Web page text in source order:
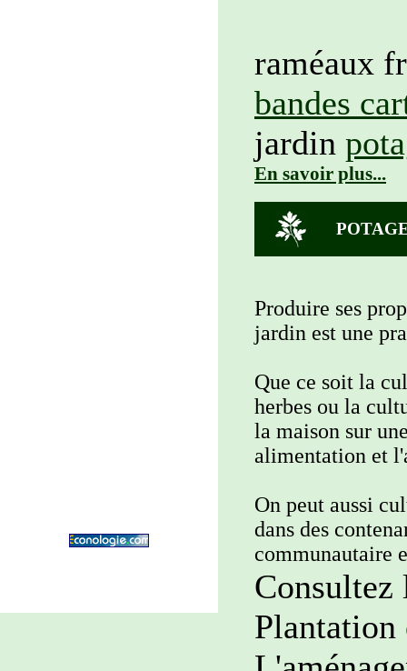
raméaux
bandes
jardin
En savoir plus...
Produire ses
jardin est une
Que ce soit la
herbes ou la
la maison sur
alimentation et
On peut aussi
dans des
communautaire
Consultez
Plantation